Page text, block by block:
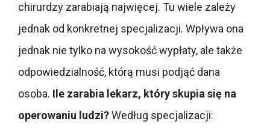
chirurdzy zarabiają najwięcej. Tu wiele zależy
jednak od konkretnej specjalizacji. Wpływa ona
jednak nie tylko na wysokość wypłaty, ale także
odpowiedzialność, którą musi podjąć dana
osoba. Ile zarabia lekarz, który skupia się na
operowaniu ludzi?Według specjalizacji: